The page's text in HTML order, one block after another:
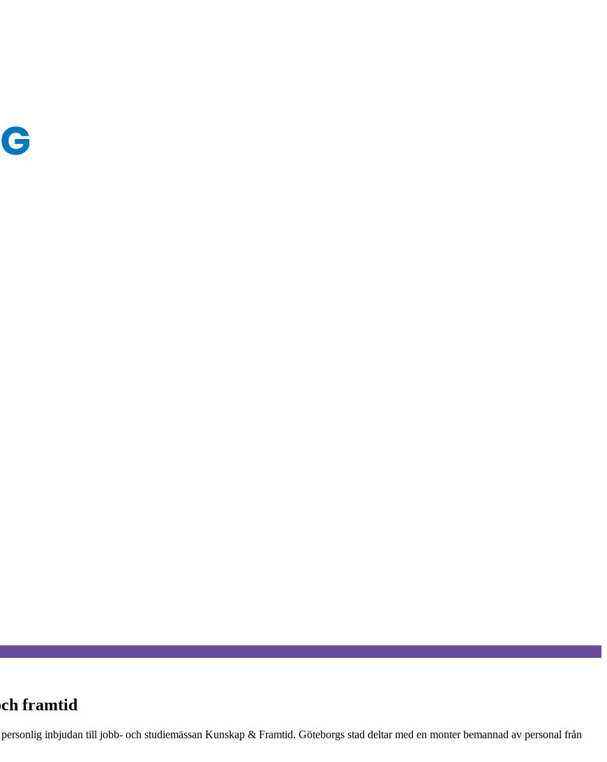
framtid
inbjudan till jobb- och studiemässan Kunskap & Framtid. Göteborgs stad deltar med en monter bemannad av personal från